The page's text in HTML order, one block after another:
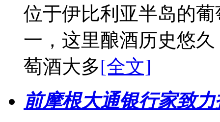
位于伊比利亚半岛的
一，这里酿酒历史悠
萄酒大多[全文]
前摩根大通银行家致